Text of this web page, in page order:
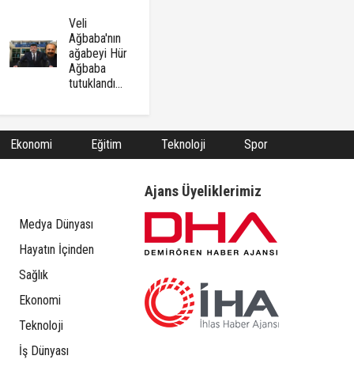
Veli
Ağbaba'nın
ağabeyi Hür
Ağbaba
tutuklandı...
Ekonomi Eğitim Teknoloji Spor
Medya Dünyası
Hayatın İçinden
Sağlık
Ekonomi
Teknoloji
İş Dünyası
Ajans Üyeliklerimiz